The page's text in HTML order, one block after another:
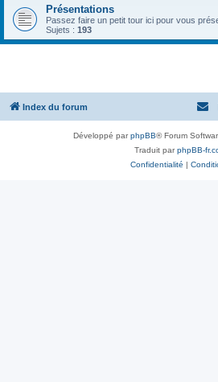
Présentations
Passez faire un petit tour ici pour vous
Sujets : 193
Index du forum
Développé parphpBB® Forum
Traduit parphpBB-
Confidentialité |